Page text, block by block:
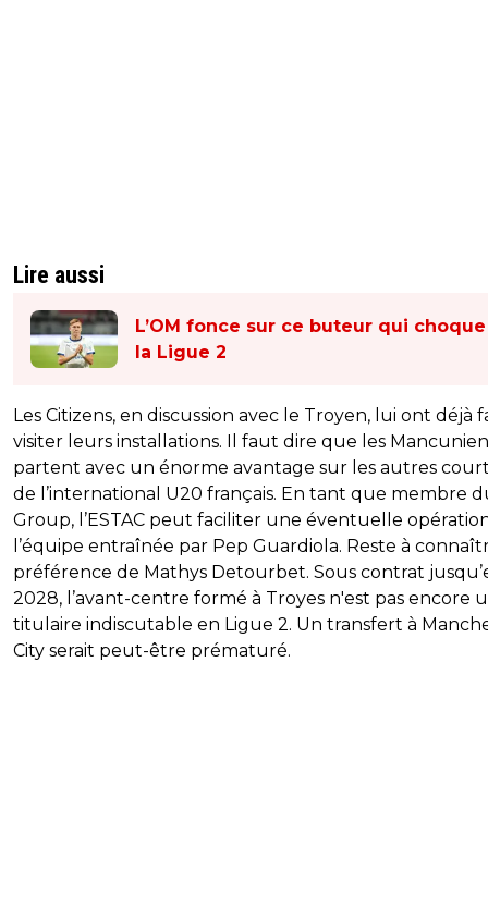
Lire aussi
L’OM fonce sur ce buteur qui choque
la Ligue 2
Les Citizens, en discussion avec le Troyen, lui ont déjà
visiter leurs installations. Il faut dire que les
partent avec un énorme avantage sur les autres
de l’international U20 français. En tant que membre
Group, l’ESTAC peut faciliter une éventuelle
l’équipe entraînée par Pep Guardiola. Reste à
préférence de Mathys Detourbet. Sous contrat
2028, l’avant-centre formé à Troyes n'est pas encore
titulaire indiscutable en Ligue 2. Un transfert à
City serait peut-être prématuré.